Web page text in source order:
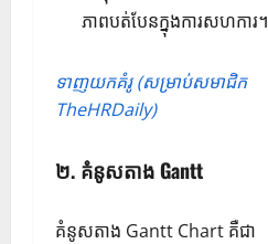
ភាពបត់បែនក្នុងការសហការ។
ទាញយកគំរូ (សម្រាប់សមាជិក
TheHRDaily)
២. គំនូសតាង Gantt
គំនូសតាង Gantt Chart គឺជា